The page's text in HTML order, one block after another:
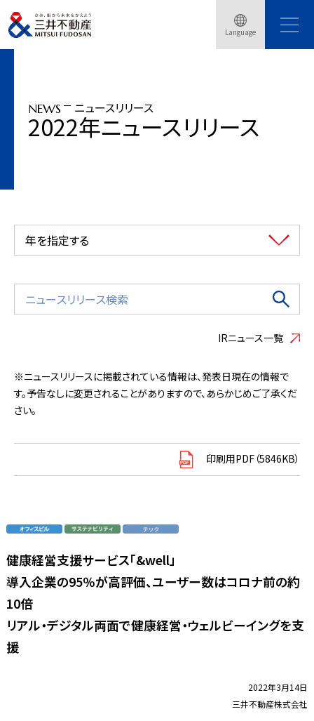
Language
トップページ ニュースリリース
三井不動産| 「&well」ユーザー数はコロナ前の10倍に、導入企業の95％が高評
価
NEWS ニュースリリース
2022年ニュースリリース
年を指定する
IRニュース一覧
※ニュースリリースに掲載されている情報は、発表日現在の情報で
す。予告なしに変更されることがありますので、あらかじめご了承くだ
さい。
印刷用PDF（5846KB）
健康経営支援サービス「&well」
導入企業の95％が高評価、ユーザー数はコロナ前の約
10倍
リアル・デジタル両面で健康経営・ウェルビーイングを支
援
2022年3月14日
三井不動産株式会社